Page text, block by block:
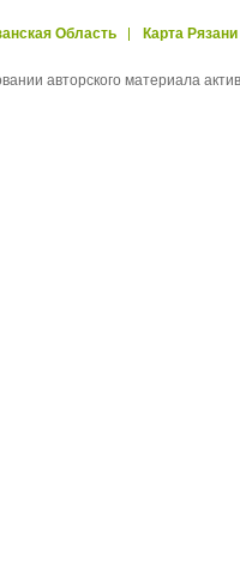
Область Карта Рязани
авторского материала